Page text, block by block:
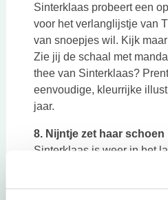
Sinterklaas probeert een
voor het verlanglijstje van
van snoepjes wil. Kijk
Zie jij de schaal met
thee van Sinterklaas?
eenvoudige, kleurrijke
jaar.
8. Nijntje zet haar schoen
Sinterklaas is weer in het